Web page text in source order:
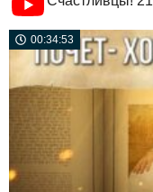
00:34:53